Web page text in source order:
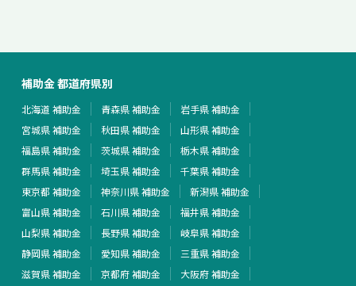
補助金 都道府県別
北海道 補助金 青森県 補助金
岩手県 補助金
宮城県 補助金
秋田県 補助金
山形県 補助金
福島県 補助金
茨城県 補助金
栃木県 補助金
群馬県 補助金
埼玉県 補助金
千葉県 補助金
東京都 補助金
神奈川県 補助金
新潟県 補助金
富山県 補助金
石川県 補助金
福井県 補助金
山梨県 補助金
長野県 補助金
岐阜県 補助金
静岡県 補助金
愛知県 補助金
三重県 補助金
滋賀県 補助金
京都府 補助金
大阪府 補助金